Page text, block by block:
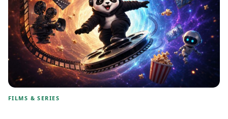
FILMS & SERIES